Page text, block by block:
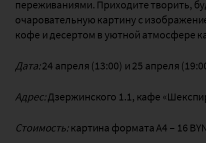
переживаниями. Приходите творить,
очаровательную картину с
кофе и десертом в уютной атмосфере
Дата:24 апреля (13:00) и 25 апреля
Адрес:Дзержинского 1.1, кафе
Стоимость:картина формата А4 – 16